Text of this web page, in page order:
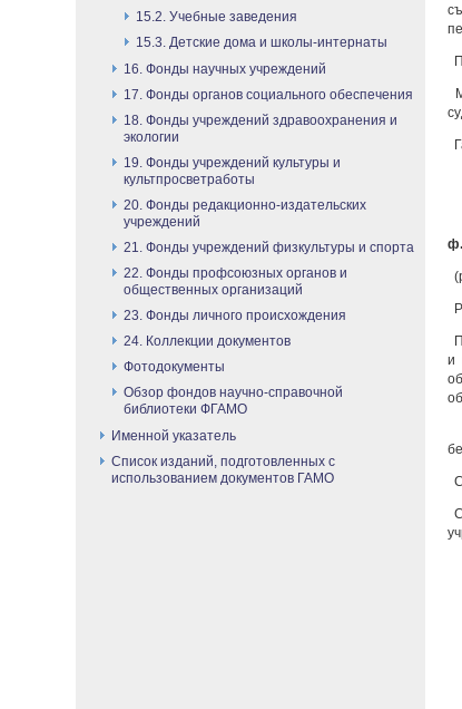
15.2. Учебные заведения
15.3. Детские дома и школы-интернаты
16. Фонды научных учреждений
17. Фонды органов социального обеспечения
18. Фонды учреждений здравоохранения и
экологии
19. Фонды учреждений культуры и
культпросветработы
20. Фонды редакционно-издательских
учреждений
21. Фонды учреждений физкультуры и спорта
22. Фонды профсоюзных органов и
общественных организаций
23. Фонды личного происхождения
24. Коллекции документов
Фотодокументы
Обзор фондов научно-справочной
библиотеки ФГАМО
Именной указатель
Список изданий, подготовленных с
использованием документов ГАМО
ф.
и